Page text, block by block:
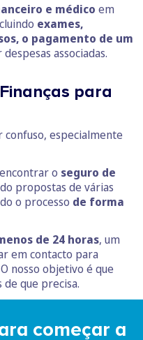
e médico em
exames,
o pagamento de um
associadas.
para
especialmente
o seguro de
propostas de várias
o processo de forma
de 24 horas, um
em contacto para
nosso objetivo é que
de que precisa.
começar a